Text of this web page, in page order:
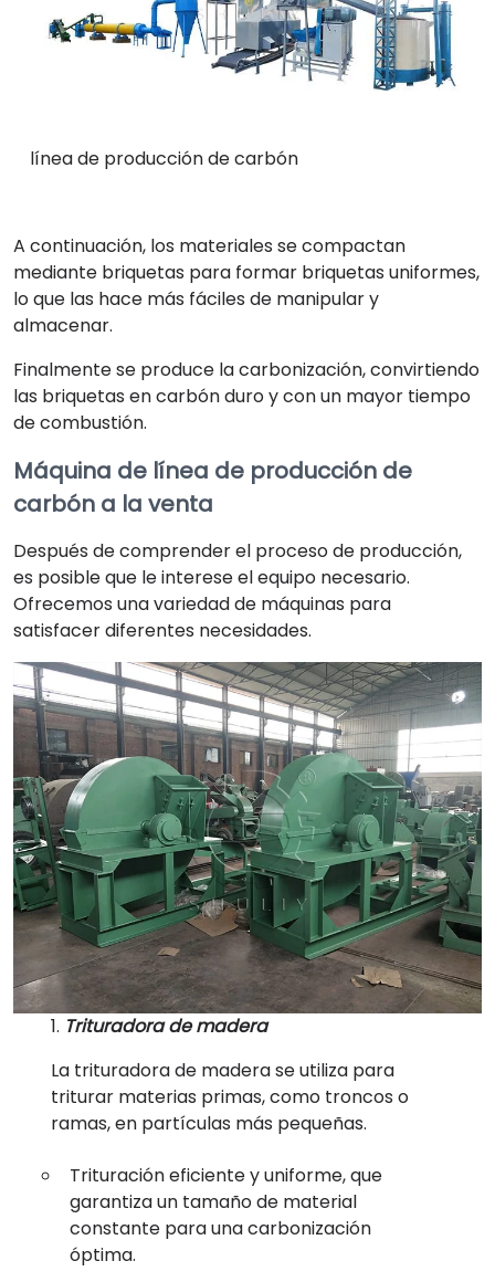
línea de producción de carbón
A continuación, los materiales se compactan
mediante briquetas para formar briquetas uniformes,
lo que las hace más fáciles de manipular y
almacenar.
Finalmente se produce la carbonización, convirtiendo
las briquetas en carbón duro y con un mayor tiempo
de combustión.
Máquina de línea de producción de
carbón a la venta
Después de comprender el proceso de producción,
es posible que le interese el equipo necesario.
Ofrecemos una variedad de máquinas para
satisfacer diferentes necesidades.
1. Trituradora de madera
La trituradora de madera se utiliza para
triturar materias primas, como troncos o
ramas, en partículas más pequeñas.
Trituración eficiente y uniforme, que
garantiza un tamaño de material
constante para una carbonización
óptima.